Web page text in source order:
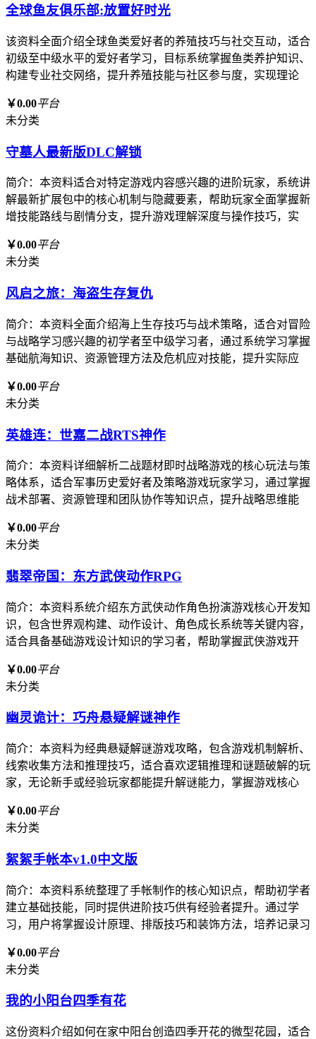
全球鱼友俱乐部:放置好时光
该资料全面介绍全球鱼类爱好者的养殖技巧与社交互动，适合
初级至中级水平的爱好者学习，目标系统掌握鱼类养护知识、
构建专业社交网络，提升养殖技能与社区参与度，实现理论
￥0.00平台
未分类
守墓人最新版DLC解锁
简介：本资料适合对特定游戏内容感兴趣的进阶玩家，系统讲
解最新扩展包中的核心机制与隐藏要素，帮助玩家全面掌握新
增技能路线与剧情分支，提升游戏理解深度与操作技巧，实
￥0.00平台
未分类
风启之旅：海盗生存复仇
简介：本资料全面介绍海上生存技巧与战术策略，适合对冒险
与战略学习感兴趣的初学者至中级学习者，通过系统学习掌握
基础航海知识、资源管理方法及危机应对技能，提升实际应
￥0.00平台
未分类
英雄连：世嘉二战RTS神作
简介：本资料详细解析二战题材即时战略游戏的核心玩法与策
略体系，适合军事历史爱好者及策略游戏玩家学习，通过掌握
战术部署、资源管理和团队协作等知识点，提升战略思维能
￥0.00平台
未分类
翡翠帝国：东方武侠动作RPG
简介：本资料系统介绍东方武侠动作角色扮演游戏核心开发知
识，包含世界观构建、动作设计、角色成长系统等关键内容，
适合具备基础游戏设计知识的学习者，帮助掌握武侠游戏开
￥0.00平台
未分类
幽灵诡计：巧舟悬疑解谜神作
简介：本资料为经典悬疑解谜游戏攻略，包含游戏机制解析、
线索收集方法和推理技巧，适合喜欢逻辑推理和谜题破解的玩
家，无论新手或经验玩家都能提升解谜能力，掌握游戏核心
￥0.00平台
未分类
絮絮手帐本v1.0中文版
简介：本资料系统整理了手帐制作的核心知识点，帮助初学者
建立基础技能，同时提供进阶技巧供有经验者提升。通过学
习，用户将掌握设计原理、排版技巧和装饰方法，培养记录习
￥0.00平台
未分类
我的小阳台四季有花
这份资料介绍如何在家中阳台创造四季开花的微型花园，适合